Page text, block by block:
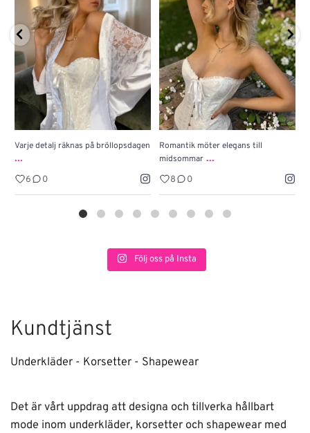
Varje detalj räknas på bröllopsdagen
...
6 0
Romantik möter elegans till
midsommar ...
8 0
Följ oss på Insta
Kundtjänst
Underkläder - Korsetter - Shapewear
Det är vårt uppdrag att designa och tillverka hållbart
mode inom underkläder, korsetter och shapewear med